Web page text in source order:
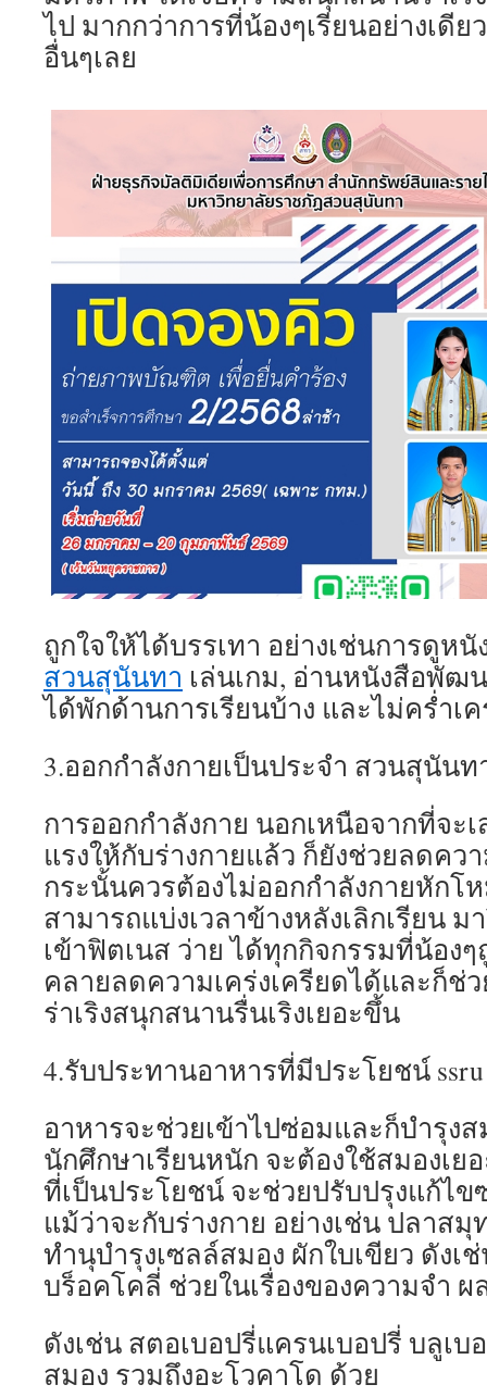
ไป มากกว่าการที่น้องๆเรียนอย่างเดี
อื่นๆเลย
ถูกใจให้ได้บรรเทา อย่างเช่นการดูหนั
สวนสุนันทา เล่นเกม, อ่านหนังสือพัฒ
ได้พักด้านการเรียนบ้าง และไม่คร่ำเ
3.ออกกำลังกายเป็นประจำ สวนสุนันท
การออกกำลังกาย นอกเหนือจากที่จะ
แรงให้กับร่างกายแล้ว ก็ยังช่วยลดคว
กระนั้นควรต้องไม่ออกกำลังกายหักโ
สามารถแบ่งเวลาข้างหลังเลิกเรียน ม
เข้าฟิตเนส ว่าย ได้ทุกกิจกรรมที่น้อง
คลายลดความเคร่งเครียดได้และก็ช่
ร่าเริงสนุกสนานรื่นเริงเยอะขึ้น
4.รับประทานอาหารที่มีประโยชน์ ssru
อาหารจะช่วยเข้าไปซ่อมและก็บำรุงส
นักศึกษาเรียนหนัก จะต้องใช้สมองเย
ที่เป็นประโยชน์ จะช่วยปรับปรุงแก้ไ
แม้ว่าจะกับร่างกาย อย่างเช่น ปลาสมุ
ทำนุบำรุงเซลล์สมอง ผักใบเขียว ดังเ
บร็อคโคลี่ ช่วยในเรื่องของความจำ ผ
ดังเช่น สตอเบอปรี่แครนเบอปรี่ บลูเบ
สมอง รวมถึงอะโวคาโด ด้วย